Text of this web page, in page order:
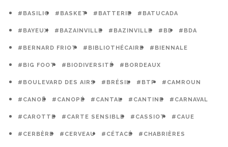
#BASILIC #BASKET #BATTERIE #BATUCADA
#BAYEUX #BAZAINVILLE #BAZINVILLE #BD #BDA
#BERNARD FRIOT #BIBLIOTHÉCAIRE #BIENNALE
#BIG FOOT #BIODIVERSITÉ #BORDEAUX
#BOULEVARD DES AIRS #BRÉSIL #BTP #CAMROUN
#CANOË #CANOPÉ #CANTAL #CANTINE #CARNAVAL
#CAROTTE #CARTE SENSIBLE #CASSIOT #CAUE
#CERBÈRE #CERVEAU #CÉTACÉ #CHABRIÈRES